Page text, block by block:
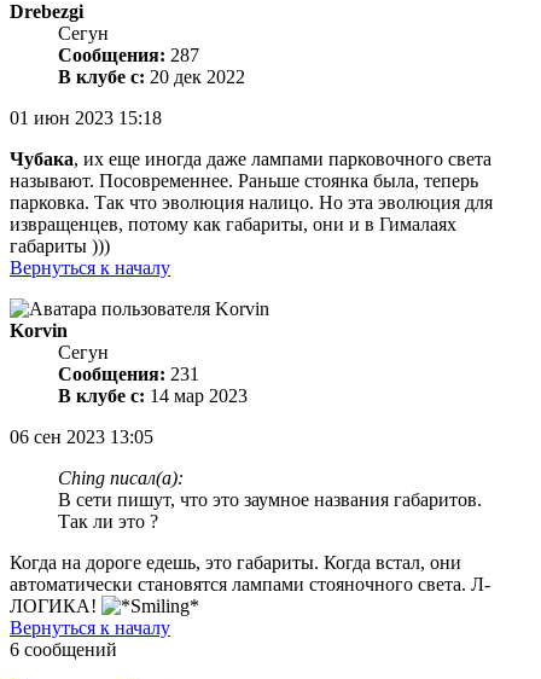
Drebezgi
Сегун
Сообщения: 287
В клубе с: 20 дек 2022
01 июн 2023 15:18
Чубака, их еще иногда даже лампами парковочного света
называют. Посовременнее. Раньше стоянка была, теперь
парковка. Так что эволюция налицо. Но эта эволюция для
извращенцев, потому как габариты, они и в Гималаях
габариты )))
Вернуться к началу
Korvin
Сегун
Сообщения: 231
В клубе с: 14 мар 2023
06 сен 2023 13:05
Ching писал(а):
В сети пишут, что это заумное названия габаритов.
Так ли это ?
Когда на дороге едешь, это габариты. Когда встал, они
автоматически становятся лампами стояночного света. Л-
ЛОГИКА!
Вернуться к началу
6 сообщений